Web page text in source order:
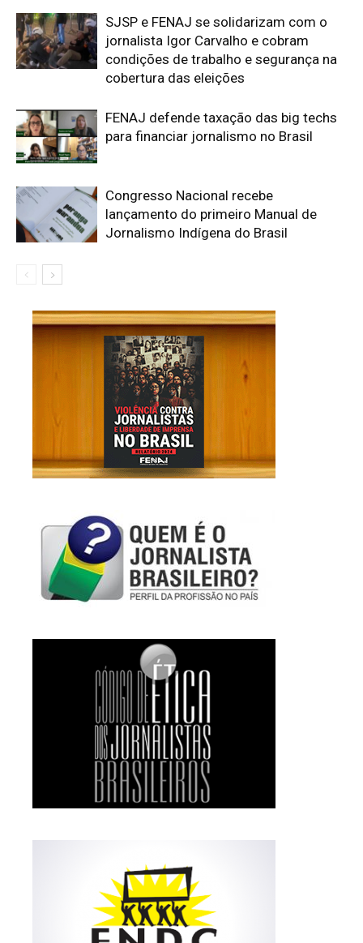
SJSP e FENAJ se solidarizam com o
jornalista Igor Carvalho e cobram
condições de trabalho e segurança na
cobertura das eleições
FENAJ defende taxação das big techs
para financiar jornalismo no Brasil
Congresso Nacional recebe
lançamento do primeiro Manual de
Jornalismo Indígena do Brasil